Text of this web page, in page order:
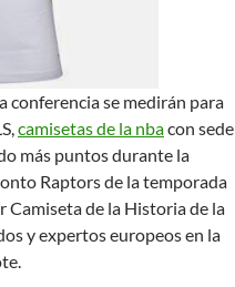
conferencia se medirán para
camisetas de la nbacon sede
más puntos durante la
Raptors de la temporada
Camiseta de la Historia de la
y expertos europeos en la